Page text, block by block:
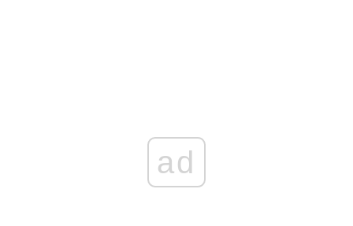
ad